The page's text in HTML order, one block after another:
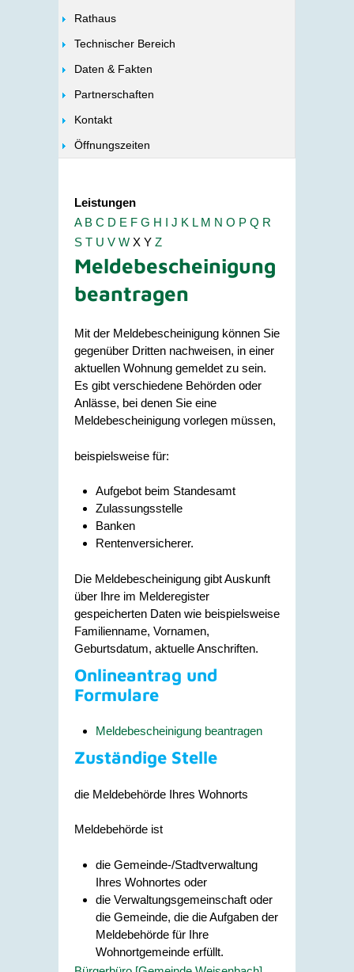
Rathaus
Technischer Bereich
Daten & Fakten
Partnerschaften
Kontakt
Öffnungszeiten
Leistungen
A B C D E F G H I J K L M N O P Q R
S T U V W X Y Z
Meldebescheinigung
beantragen
Mit der Meldebescheinigung können Sie
gegenüber Dritten nachweisen, in einer
aktuellen Wohnung gemeldet zu sein.
Es gibt verschiedene Behörden oder
Anlässe, bei denen Sie eine
Meldebescheinigung vorlegen müssen,
beispielsweise für:
Aufgebot beim Standesamt
Zulassungsstelle
Banken
Rentenversicherer.
Die Meldebescheinigung gibt Auskunft
über Ihre im Melderegister
gespeicherten Daten wie beispielsweise
Familienname, Vornamen,
Geburtsdatum, aktuelle Anschriften.
Onlineantrag und
Formulare
Meldebescheinigung beantragen
Zuständige Stelle
die Meldebehörde Ihres Wohnorts
Meldebehörde ist
die Gemeinde-/Stadtverwaltung
Ihres Wohnortes oder
die Verwaltungsgemeinschaft oder
die Gemeinde, die die Aufgaben der
Meldebehörde für Ihre
Wohnortgemeinde erfüllt.